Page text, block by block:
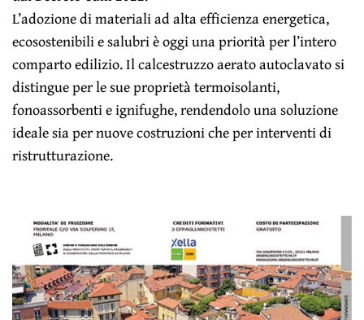
L’adozione di materiali ad alta efficienza energetica,
ecosostenibili e salubri è oggi una priorità per l’intero
comparto edilizio. Il calcestruzzo aerato autoclavato si
distingue per le sue proprietà termoisolanti,
fonoassorbenti e ignifughe, rendendolo una soluzione
ideale sia per nuove costruzioni che per interventi di
ristrutturazione.